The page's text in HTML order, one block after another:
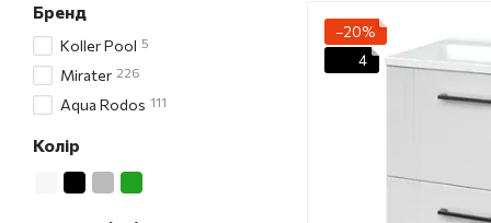
−20%
4
Бренд
Koller Pool 5
Mirater 226
Aqua Rodos 111
Колір